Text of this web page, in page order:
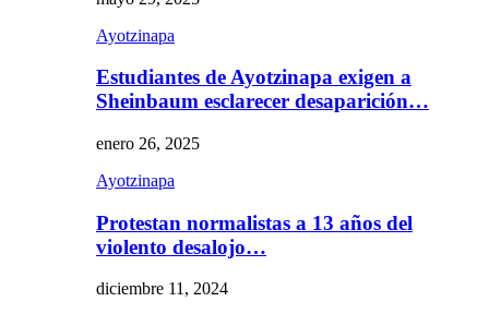
Ayotzinapa
Estudiantes de Ayotzinapa exigen a
Sheinbaum esclarecer desaparición…
enero 26, 2025
Ayotzinapa
Protestan normalistas a 13 años del
violento desalojo…
diciembre 11, 2024